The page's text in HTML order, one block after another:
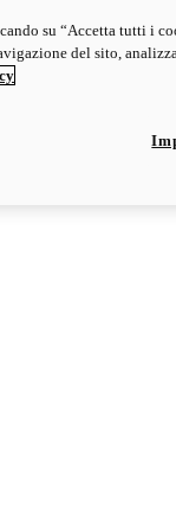
su “Accetta tutti i
del sito,